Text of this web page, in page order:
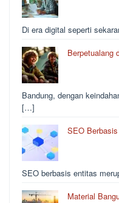
Di era digital seperti
Berpetualang
Bandung, dengan
[…]
SEO
SEO berbasis entitas
Material